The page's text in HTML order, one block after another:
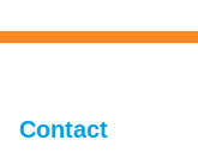
Contact